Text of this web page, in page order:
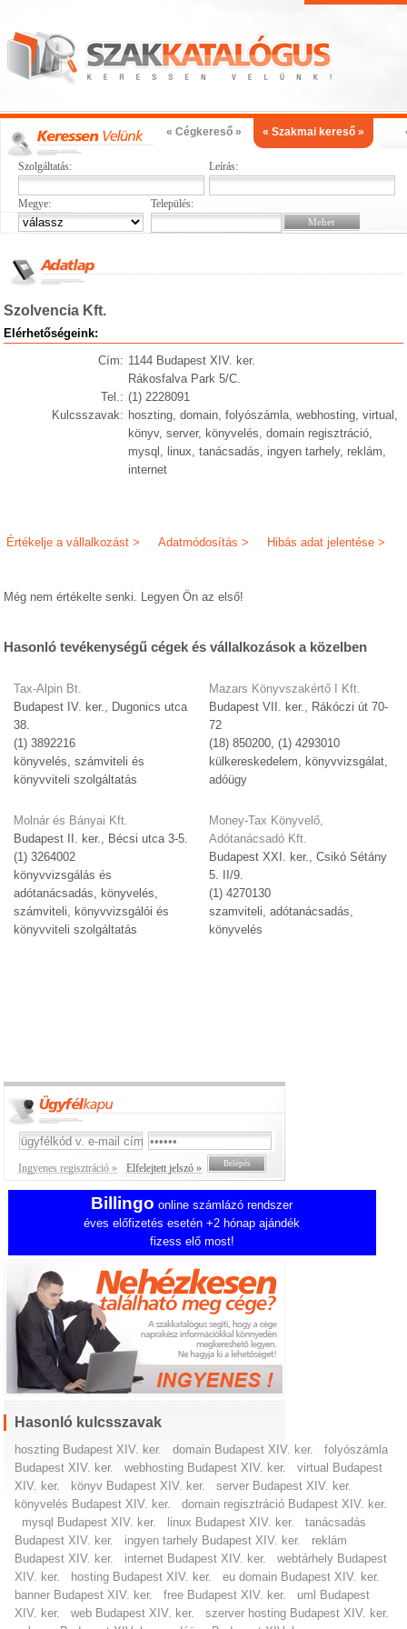
« Cégkereső » « Szakmai kereső »
Szolgáltatás: Leírás:
Megye: Település:
Szolvencia Kft.
Elérhetőségeink:
Cím: 1144 Budapest XIV. ker.
Rákosfalva Park 5/C.
Tel.: (1) 2228091
Kulcsszavak: hoszting, domain, folyószámla, webhosting, virtual,
könyv, server, könyvelés, domain regisztráció,
mysql, linux, tanácsadás, ingyen tarhely, reklám,
internet
Hibás adat jelentése >
Adatmódosítás >
Értékelje a vállalkozást >
Még nem értékelte senki. Legyen Ön az első!
Hasonló tevékenységű cégek és vállalkozások a közelben
Tax-Alpin Bt.
Budapest IV. ker., Dugonics utca
38.
(1) 3892216
könyvelés, számviteli és
könyvviteli szolgáltatás
Molnár és Bányai Kft.
Budapest II. ker., Bécsi utca 3-5.
(1) 3264002
könyvvizsgálás és
adótanácsadás, könyvelés,
számviteli, könyvvizsgálói és
könyvviteli szolgáltatás
Mazars Könyvszakértő I Kft.
Budapest VII. ker., Rákóczi út 70-
72
(18) 850200, (1) 4293010
külkereskedelem, könyvvizsgálat,
adóügy
Money-Tax Könyvelő,
Adótanácsadó Kft.
Budapest XXI. ker., Csikó Sétány
5. II/9.
(1) 4270130
szamviteli, adótanácsadás,
könyvelés
Ingyenes regisztráció » Elfelejtett jelszó »
Billingo online számlázó rendszer
éves előfizetés esetén +2 hónap ajándék
fizess elő most!
Hasonló kulcsszavak
hoszting Budapest XIV. ker. domain Budapest XIV. ker.
folyószámla
Budapest XIV. ker.
webhosting Budapest XIV. ker.
virtual Budapest
XIV. ker.
könyv Budapest XIV. ker.
server Budapest XIV. ker.
könyvelés Budapest XIV. ker.
domain regisztráció Budapest XIV. ker.
mysql Budapest XIV. ker.
linux Budapest XIV. ker.
tanácsadás
Budapest XIV. ker.
ingyen tarhely Budapest XIV. ker.
reklám
Budapest XIV. ker.
internet Budapest XIV. ker.
webtárhely Budapest
XIV. ker.
hosting Budapest XIV. ker.
eu domain Budapest XIV. ker.
banner Budapest XIV. ker.
free Budapest XIV. ker.
uml Budapest
XIV. ker.
web Budapest XIV. ker.
szerver hosting Budapest XIV. ker.